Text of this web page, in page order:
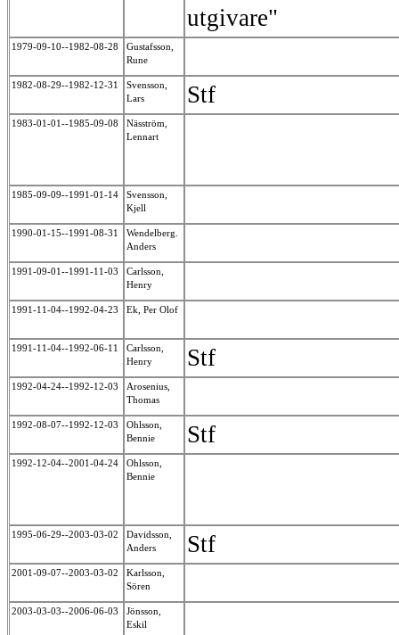
utgivare"
1979-09-10--1982-08-28
Gustafsson,
Rune
1982-08-29--1982-12-31
Svensson,
Lars
Stf
1983-01-01--1985-09-08
Näsström,
Lennart
1985-09-09--1991-01-14
Svensson,
Kjell
1990-01-15--1991-08-31
Wendelberg.
Anders
1991-09-01--1991-11-03
Carlsson,
Henry
1991-11-04--1992-04-23 Ek, Per Olof
1991-11-04--1992-06-11
Carlsson,
Henry
Stf
1992-04-24--1992-12-03
Arosenius,
Thomas
1992-08-07--1992-12-03
Ohlsson,
Bennie
Stf
1992-12-04--2001-04-24
Ohlsson,
Bennie
1995-06-29--2003-03-02
Davidsson,
Anders
Stf
2001-09-07--2003-03-02
Karlsson,
Sören
2003-03-03--2006-06-03
Jönsson,
Eskil